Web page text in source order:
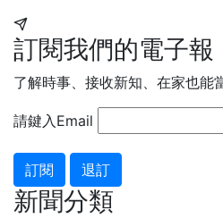
訂閱我們的電子報
了解時事、接收新知、在家也能
請鍵入Email
訂閱 退訂
新聞分類